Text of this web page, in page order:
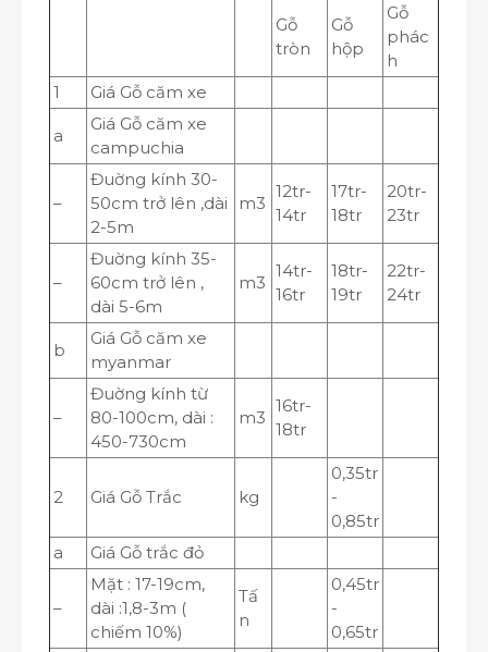
Gỗ
tròn
Gỗ
hộp
Gỗ
phác
h
1
Giá Gỗ căm xe
a
Giá Gỗ căm xe
campuchia
–
Đuờng kính 30-
50cm trở lên ,dài
2-5m
m3
12tr-
14tr
17tr-
18tr
20tr-
23tr
–
Đuờng kính 35-
60cm trở lên ,
dài 5-6m
m3
14tr-
16tr
18tr-
19tr
22tr-
24tr
b
Giá Gỗ căm xe
myanmar
–
Đuờng kính từ
80-100cm, dài :
450-730cm
m3
16tr-
18tr
2 Giá Gỗ Trắc kg
0,35tr
-
0,85tr
a
Giá Gỗ trắc đỏ
–
Mặt : 17-19cm,
dài :1,8-3m (
chiếm 10%)
Tấ
n
0,45tr
-
0,65tr